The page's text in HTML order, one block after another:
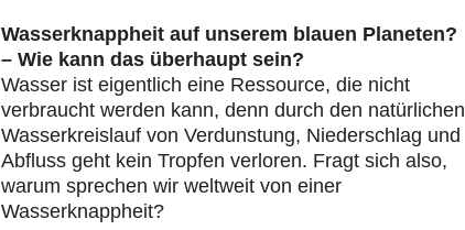
Wasserknappheit auf unserem blauen Planeten?
– Wie kann das überhaupt sein?
Wasser ist eigentlich eine Ressource, die nicht
verbraucht werden kann, denn durch den natürlichen
Wasserkreislauf von Verdunstung, Niederschlag und
Abfluss geht kein Tropfen verloren. Fragt sich also,
warum sprechen wir weltweit von einer
Wasserknappheit?